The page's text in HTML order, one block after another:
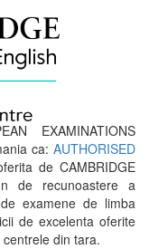
EXAMINATIONS
ca: AUTHORISED
de CAMBRIDGE
de recunoastere a
examene de limba
de excelenta oferite
din tara.